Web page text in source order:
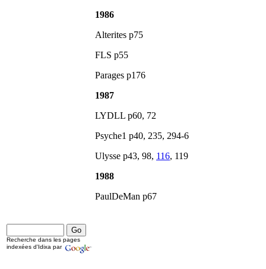
1986
Alterites p75
FLS p55
Parages p176
1987
LYDLL p60, 72
Psyche1 p40, 235, 294-6
Ulysse p43, 98, 116, 119
1988
PaulDeMan p67
Recherche dans les pages
indexées d'Idixa par